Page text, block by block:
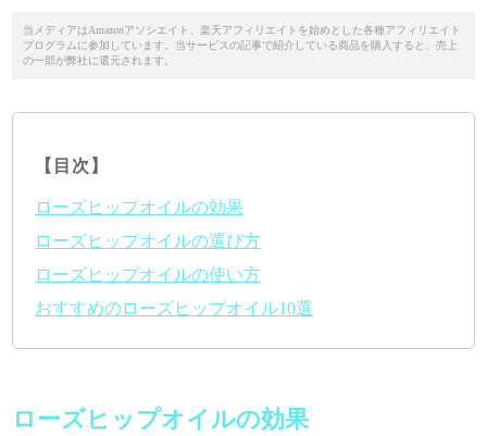
当メディアはAmazonアソシエイト、楽天アフィリエイトを始めとした各種アフィリエイト
プログラムに参加しています。当サービスの記事で紹介している商品を購入すると、売上
の一部が弊社に還元されます。
【目次】
ローズヒップオイルの効果
ローズヒップオイルの選び方
ローズヒップオイルの使い方
おすすめのローズヒップオイル10選
ローズヒップオイルの効果